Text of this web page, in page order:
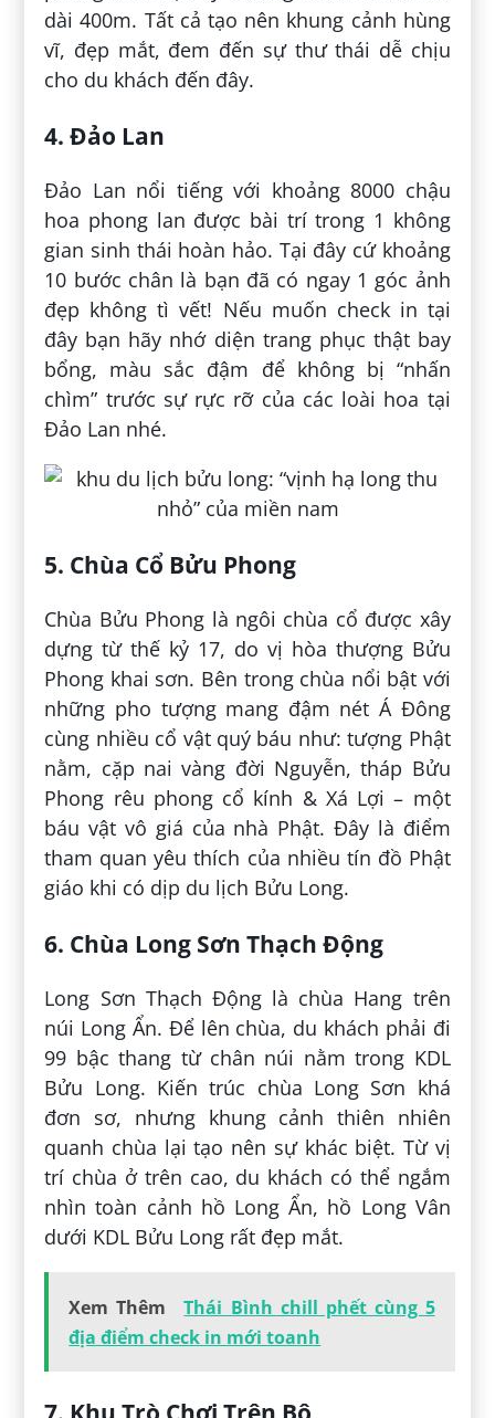
dài 400m. Tất cả tạo nên khung cảnh hùng
vĩ, đẹp mắt, đem đến sự thư thái dễ chịu
cho du khách đến đây.
4. Đảo Lan
Đảo Lan nổi tiếng với khoảng 8000 chậu
hoa phong lan được bài trí trong 1 không
gian sinh thái hoàn hảo. Tại đây cứ khoảng
10 bước chân là bạn đã có ngay 1 góc ảnh
đẹp không tì vết! Nếu muốn check in tại
đây bạn hãy nhớ diện trang phục thật bay
bổng, màu sắc đậm để không bị “nhấn
chìm” trước sự rực rỡ của các loài hoa tại
Đảo Lan nhé.
5. Chùa Cổ Bửu Phong
Chùa Bửu Phong là ngôi chùa cổ được xây
dựng từ thế kỷ 17, do vị hòa thượng Bửu
Phong khai sơn. Bên trong chùa nổi bật với
những pho tượng mang đậm nét Á Đông
cùng nhiều cổ vật quý báu như: tượng Phật
nằm, cặp nai vàng đời Nguyễn, tháp Bửu
Phong rêu phong cổ kính & Xá Lợi – một
báu vật vô giá của nhà Phật. Đây là điểm
tham quan yêu thích của nhiều tín đồ Phật
giáo khi có dịp du lịch Bửu Long.
6. Chùa Long Sơn Thạch Động
Long Sơn Thạch Động là chùa Hang trên
núi Long Ẩn. Để lên chùa, du khách phải đi
99 bậc thang từ chân núi nằm trong KDL
Bửu Long. Kiến trúc chùa Long Sơn khá
đơn sơ, nhưng khung cảnh thiên nhiên
quanh chùa lại tạo nên sự khác biệt. Từ vị
trí chùa ở trên cao, du khách có thể ngắm
nhìn toàn cảnh hồ Long Ẩn, hồ Long Vân
dưới KDL Bửu Long rất đẹp mắt.
Xem Thêm
Thái Bình chill phết cùng 5
địa điểm check in mới toanh